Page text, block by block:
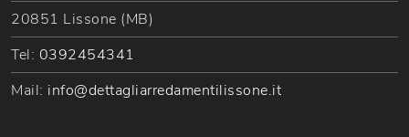
20851 Lissone (MB)
Tel: 0392454341
Mail: info@dettagliarredamentilissone.it